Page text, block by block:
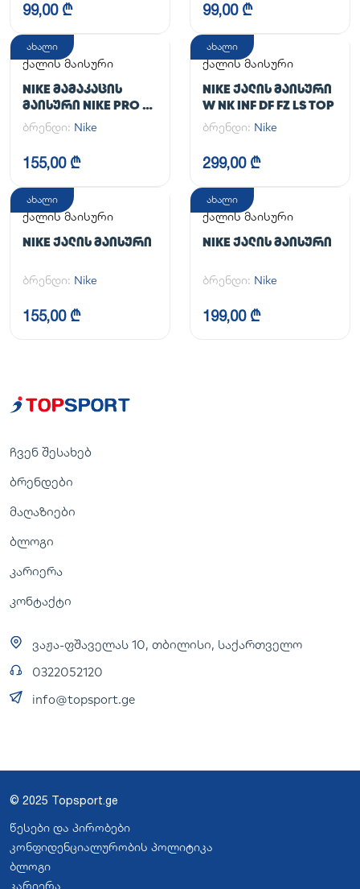
99,00 ₾ 99,00 ₾
ახალი
ქალის მაისური
NIKE ᲛᲐᲛᲐᲙᲐᲪᲘᲡ
ᲛᲐᲘᲡᲣᲠᲘ NIKE PRO DF
365 CROP LS
ბრენდი: Nike
155,00 ₾
ახალი
ქალის მაისური
NIKE ᲥᲐᲚᲘᲡ ᲛᲐᲘᲡᲣᲠᲘ
W NK INF DF FZ LS TOP
ბრენდი: Nike
299,00 ₾
ახალი
ქალის მაისური
NIKE ᲥᲐᲚᲘᲡ ᲛᲐᲘᲡᲣᲠᲘ
ბრენდი: Nike
155,00 ₾
ახალი
ქალის მაისური
NIKE ᲥᲐᲚᲘᲡ ᲛᲐᲘᲡᲣᲠᲘ
ბრენდი: Nike
199,00 ₾
ჩვენ შესახებ
ბრენდები
მაღაზიები
ბლოგი
კარიერა
კონტაქტი
ვაჟა-ფშაველას 10, თბილისი, საქართველო
0322052120
info@topsport.ge
© 2025 Topsport.ge
წესები და პირობები
კონფიდენციალურობის პოლიტიკა
ბლოგი
კარიერა